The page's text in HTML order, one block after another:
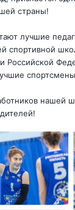
страны!
лучшие
спортивной
Российской
нашей